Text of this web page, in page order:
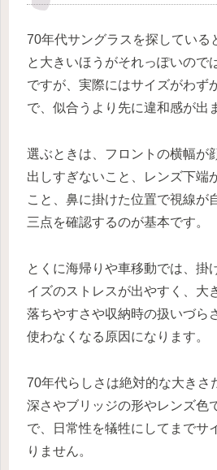
70年代サングラスを探している
と大きいほうがそれっぽいので
ですが、実際にはサイズがわず
で、似合うより先に違和感が出
選ぶときは、フロントの横幅が
出しすぎないこと、レンズ下端
こと、鼻に掛けた位置で視線が
三点を確認するのが基本です。
とくに海帰りや車移動では、掛
イズのストレスが出やすく、大
落ちやすさや収納時の扱いづら
使わなくなる原因になります。
70年代らしさは絶対的な大きさ
深さやブリッジの形やレンズ色
で、日常性を犠牲にしてまでサ
りません。